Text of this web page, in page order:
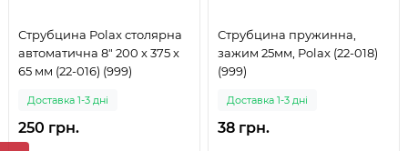
Струбцина Polax столярна
автоматична 8" 200 х 375 х
65 мм (22-016) (999)
Доставка 1-3 дні
250 грн.
Струбцина пружинна,
зажим 25мм, Polax (22-018)
(999)
Доставка 1-3 дні
38 грн.